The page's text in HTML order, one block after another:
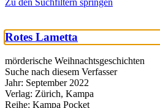
Zu den Suchfiltern springen
Rotes Lametta
mörderische Weihnachtsgeschichten
Suche nach diesem Verfasser
Jahr: September 2022
Verlag: Zürich, Kampa
Reihe: Kampa Pocket